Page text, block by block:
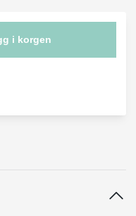
i korgen